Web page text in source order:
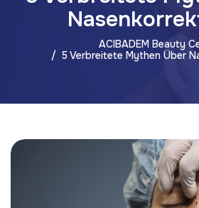
ACIBADEM Beauty
5 Verbreitete Mythen Über